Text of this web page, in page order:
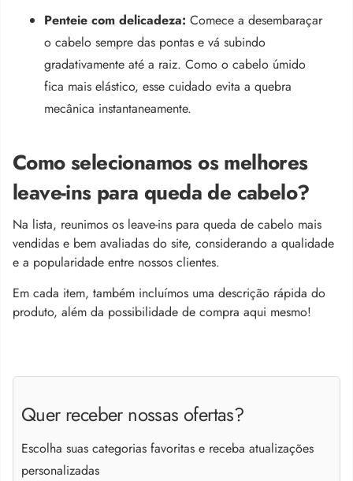
Penteie com delicadeza: Comece a desembaraçar
o cabelo sempre das pontas e vá subindo
gradativamente até a raiz. Como o cabelo úmido
fica mais elástico, esse cuidado evita a quebra
mecânica instantaneamente.
Como selecionamos os melhores
leave-ins para queda de cabelo?
Na lista, reunimos os leave-ins para queda de cabelo mais
vendidas e bem avaliadas do site, considerando a qualidade
e a popularidade entre nossos clientes.
Em cada item, também incluímos uma descrição rápida do
produto, além da possibilidade de compra aqui mesmo!
Quer receber nossas ofertas?
Escolha suas categorias favoritas e receba atualizações
personalizadas